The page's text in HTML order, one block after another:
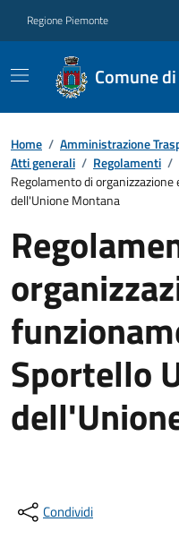
Regione Piemonte
Comune
Home / Amministrazione
Atti generali / Regolamenti /
Regolamento di
dell'Unione Montana
Sportello
Condividi